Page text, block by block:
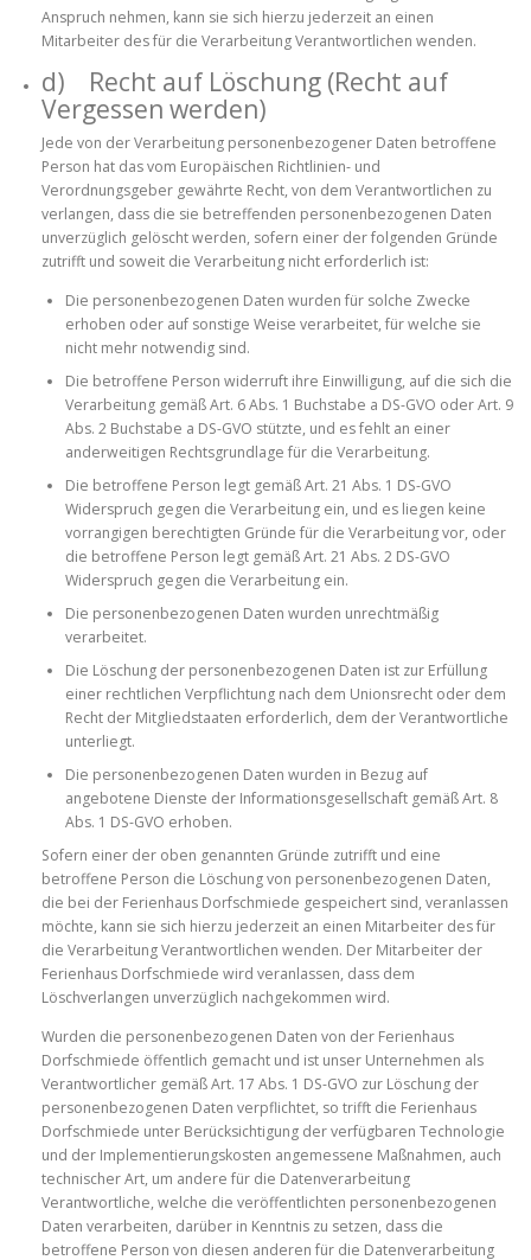
Anspruch nehmen, kann sie sich hierzu jederzeit an einen
Mitarbeiter des für die Verarbeitung Verantwortlichen wenden.
d) Recht auf Löschung (Recht auf
Vergessen werden)
Jede von der Verarbeitung personenbezogener Daten betroffene
Person hat das vom Europäischen Richtlinien- und
Verordnungsgeber gewährte Recht, von dem Verantwortlichen zu
verlangen, dass die sie betreffenden personenbezogenen Daten
unverzüglich gelöscht werden, sofern einer der folgenden Gründe
zutrifft und soweit die Verarbeitung nicht erforderlich ist:
Die personenbezogenen Daten wurden für solche Zwecke
erhoben oder auf sonstige Weise verarbeitet, für welche sie
nicht mehr notwendig sind.
Die betroffene Person widerruft ihre Einwilligung, auf die sich die
Verarbeitung gemäß Art. 6 Abs. 1 Buchstabe a DS-GVO oder Art. 9
Abs. 2 Buchstabe a DS-GVO stützte, und es fehlt an einer
anderweitigen Rechtsgrundlage für die Verarbeitung.
Die betroffene Person legt gemäß Art. 21 Abs. 1 DS-GVO
Widerspruch gegen die Verarbeitung ein, und es liegen keine
vorrangigen berechtigten Gründe für die Verarbeitung vor, oder
die betroffene Person legt gemäß Art. 21 Abs. 2 DS-GVO
Widerspruch gegen die Verarbeitung ein.
Die personenbezogenen Daten wurden unrechtmäßig
verarbeitet.
Die Löschung der personenbezogenen Daten ist zur Erfüllung
einer rechtlichen Verpflichtung nach dem Unionsrecht oder dem
Recht der Mitgliedstaaten erforderlich, dem der Verantwortliche
unterliegt.
Die personenbezogenen Daten wurden in Bezug auf
angebotene Dienste der Informationsgesellschaft gemäß Art. 8
Abs. 1 DS-GVO erhoben.
Sofern einer der oben genannten Gründe zutrifft und eine
betroffene Person die Löschung von personenbezogenen Daten,
die bei der Ferienhaus Dorfschmiede gespeichert sind, veranlassen
möchte, kann sie sich hierzu jederzeit an einen Mitarbeiter des für
die Verarbeitung Verantwortlichen wenden. Der Mitarbeiter der
Ferienhaus Dorfschmiede wird veranlassen, dass dem
Löschverlangen unverzüglich nachgekommen wird.
Wurden die personenbezogenen Daten von der Ferienhaus
Dorfschmiede öffentlich gemacht und ist unser Unternehmen als
Verantwortlicher gemäß Art. 17 Abs. 1 DS-GVO zur Löschung der
personenbezogenen Daten verpflichtet, so trifft die Ferienhaus
Dorfschmiede unter Berücksichtigung der verfügbaren Technologie
und der Implementierungskosten angemessene Maßnahmen, auch
technischer Art, um andere für die Datenverarbeitung
Verantwortliche, welche die veröffentlichten personenbezogenen
Daten verarbeiten, darüber in Kenntnis zu setzen, dass die
betroffene Person von diesen anderen für die Datenverarbeitung